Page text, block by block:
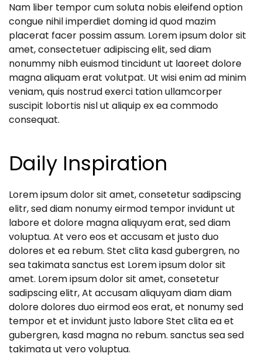
Nam liber tempor cum soluta nobis eleifend option
congue nihil imperdiet doming id quod mazim
placerat facer possim assum. Lorem ipsum dolor sit
amet, consectetuer adipiscing elit, sed diam
nonummy nibh euismod tincidunt ut laoreet dolore
magna aliquam erat volutpat. Ut wisi enim ad minim
veniam, quis nostrud exerci tation ullamcorper
suscipit lobortis nisl ut aliquip ex ea commodo
consequat.
Daily Inspiration
Lorem ipsum dolor sit amet, consetetur sadipscing
elitr, sed diam nonumy eirmod tempor invidunt ut
labore et dolore magna aliquyam erat, sed diam
voluptua. At vero eos et accusam et justo duo
dolores et ea rebum. Stet clita kasd gubergren, no
sea takimata sanctus est Lorem ipsum dolor sit
amet. Lorem ipsum dolor sit amet, consetetur
sadipscing elitr, At accusam aliquyam diam diam
dolore dolores duo eirmod eos erat, et nonumy sed
tempor et et invidunt justo labore Stet clita ea et
gubergren, kasd magna no rebum. sanctus sea sed
takimata ut vero voluptua.